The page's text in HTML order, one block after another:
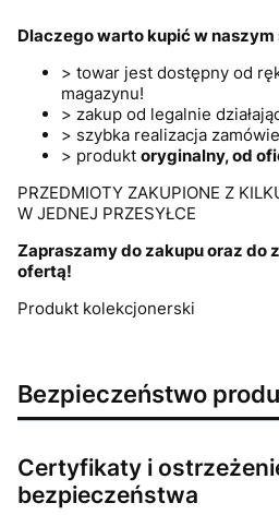
Dlaczego warto kupić w naszym
> towar jest dostępny od
magazynu!
> zakup od legalnie
> szybka realizacja
> produkt oryginalny, od
PRZEDMIOTY ZAKUPIONE Z
W JEDNEJ PRZESYŁCE
Zapraszamy do zakupu oraz do
ofertą!
Produkt kolekcjonerski
Bezpieczeństwo
Certyfikaty i
bezpieczeństwa